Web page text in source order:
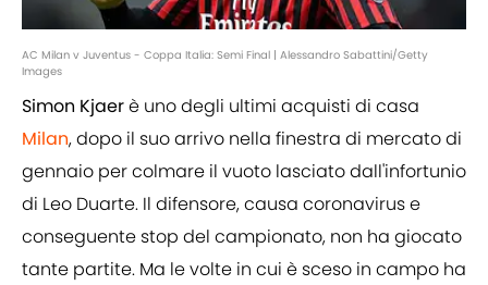
AC Milan v Juventus - Coppa Italia: Semi Final | Alessandro Sabattini/Getty
Images
Simon Kjaerè uno degli ultimi acquisti di casa
Milan, dopo il suo arrivo nella finestra di mercato di
gennaio per colmare il vuoto lasciato dall'infortunio
di Leo Duarte. Il difensore, causa coronavirus e
conseguente stop del campionato, non ha giocato
tante partite. Ma le volte in cui è sceso in campo ha